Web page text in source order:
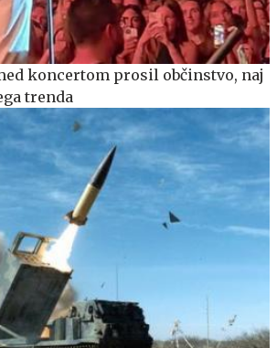
koncertom prosil občinstvo, naj
trenda